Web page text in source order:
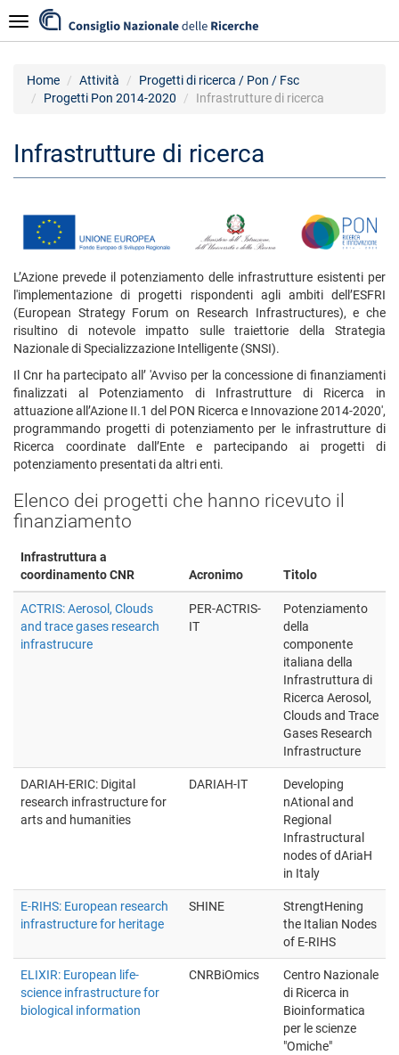
al
contenuto
Navigazione
Home Attività
Progetti di ricerca / Pon / Fsc
Progetti Pon 2014-2020
Infrastrutture di ricerca
Infrastrutture di ricerca
L’Azione prevede il potenziamento delle infrastrutture esistenti per
l'implementazione di progetti rispondenti agli ambiti dell’ESFRI
(European Strategy Forum on Research Infrastructures), e che
risultino di notevole impatto sulle traiettorie della Strategia
Nazionale di Specializzazione Intelligente (SNSI).
Il Cnr ha partecipato all’ 'Avviso per la concessione di finanziamenti
finalizzati al Potenziamento di Infrastrutture di Ricerca in
attuazione all’Azione II.1 del PON Ricerca e Innovazione 2014-2020',
programmando progetti di potenziamento per le infrastrutture di
Ricerca coordinate dall’Ente e partecipando ai progetti di
potenziamento presentati da altri enti.
Elenco dei progetti che hanno ricevuto il
finanziamento
Infrastruttura a
coordinamento CNR
Acronimo Titolo
ACTRIS: Aerosol, Clouds
and trace gases research
infrastrucure
PER-ACTRIS-
IT
Potenziamento
della
componente
italiana della
Infrastruttura di
Ricerca Aerosol,
Clouds and Trace
Gases Research
Infrastructure
DARIAH-ERIC: Digital
research infrastructure for
arts and humanities
DARIAH-IT
Developing
nAtional and
Regional
Infrastructural
nodes of dAriaH
in Italy
E-RIHS: European research
infrastructure for heritage
SHINE
StrengtHening
the Italian Nodes
of E-RIHS
ELIXIR: European life-
science infrastructure for
biological information
CNRBiOmics
Centro Nazionale
di Ricerca in
Bioinformatica
per le scienze
"Omiche"